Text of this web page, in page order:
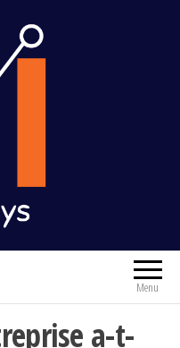
& Marketing
Menu
a-t-